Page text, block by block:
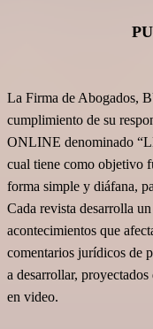
La Firma de Abogados,
cumplimiento de su
ONLINE denominado
cual tiene como objetivo
forma simple y diáfana,
Cada revista desarrolla
acontecimientos que
comentarios jurídicos de
a desarrollar,
en video.